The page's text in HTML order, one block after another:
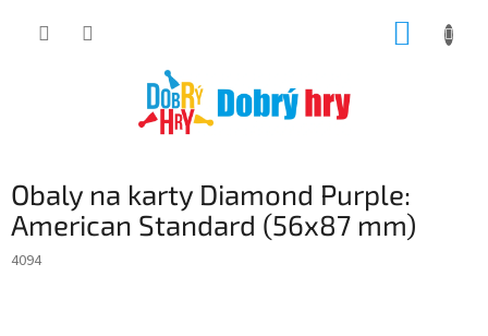
Obaly na karty Diamond Purple:
American Standard (56x87 mm)
4094